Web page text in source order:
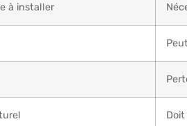
à installer